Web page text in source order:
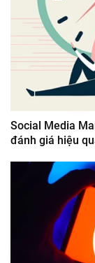
Social Media
đánh giá hiệu